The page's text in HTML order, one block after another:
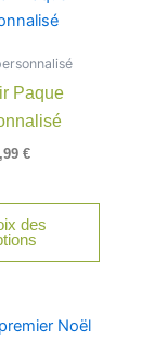
Paque
€
des